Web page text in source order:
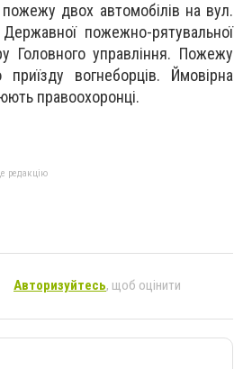
двох автомобілів на вул.
пожежно-рятувальної
Головного управління. Пожежу
вогнеборців. Ймовірна
правоохоронці.
редакцію
Авторизуйтесь, щоб оцінити